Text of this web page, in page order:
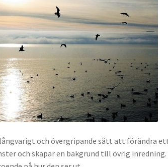
och övergripande sätt att förändra
och skapar en bakgrund till övrig inredning.